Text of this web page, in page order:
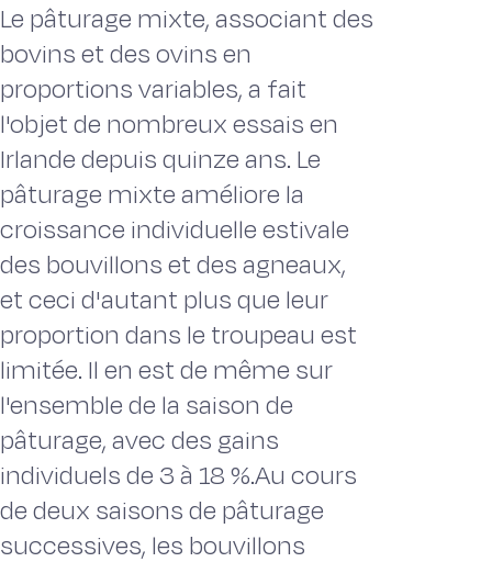
Le pâturage mixte, associant des
bovins et des ovins en
proportions variables, a fait
l'objet de nombreux essais en
Irlande depuis quinze ans. Le
pâturage mixte améliore la
croissance individuelle estivale
des bouvillons et des agneaux,
et ceci d'autant plus que leur
proportion dans le troupeau est
limitée. Il en est de même sur
l'ensemble de la saison de
pâturage, avec des gains
individuels de 3 à 18 %.Au cours
de deux saisons de pâturage
successives, les bouvillons